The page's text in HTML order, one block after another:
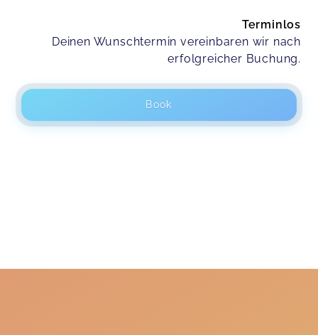
Terminlos
Deinen Wunschtermin vereinbaren wir nach
erfolgreicher Buchung.
Book